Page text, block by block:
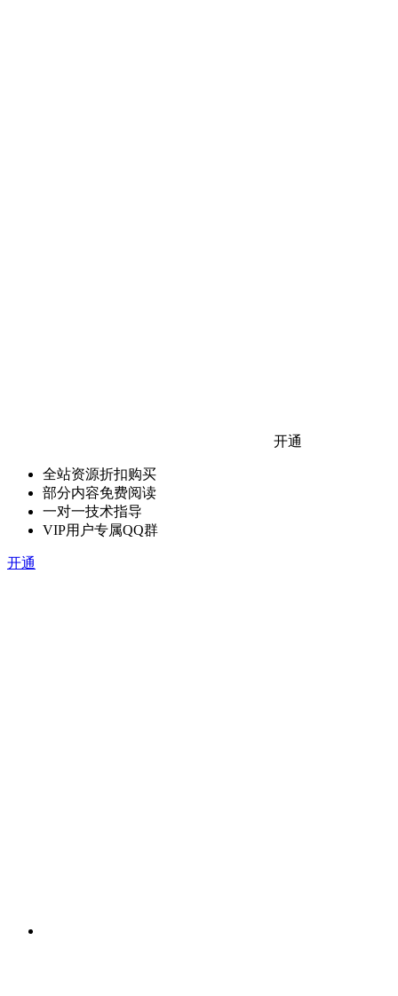
开通
全站资源折扣购买
部分内容免费阅读
一对一技术指导
VIP用户专属QQ群
开通